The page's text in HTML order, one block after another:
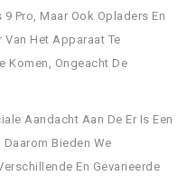
Pro, Maar Ook Opladers En
Van Het Apparaat Te
Komen, Ongeacht De
Aandacht Aan De Er Is Een
Bieden We
En Gevarieerde